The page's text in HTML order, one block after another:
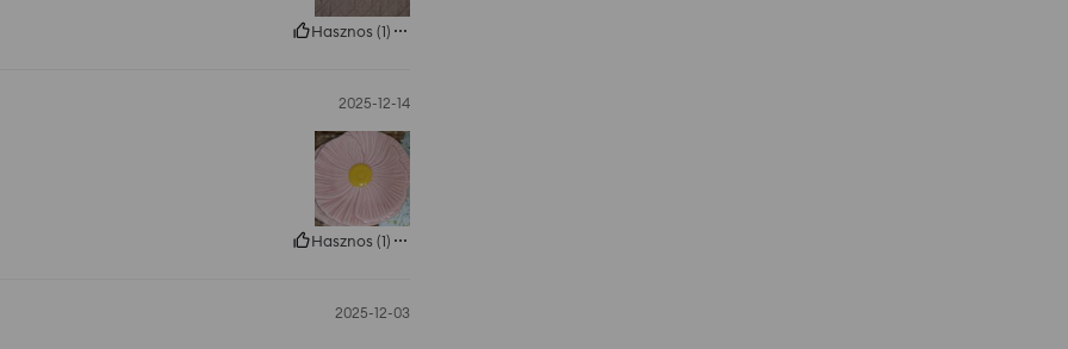
Hasznos (1)
2025-12-14
Hasznos (1)
2025-12-03